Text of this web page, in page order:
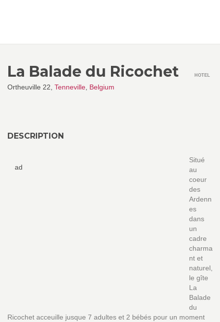
La Balade du Ricochet
Ortheuville 22, Tenneville Belgium
HOTEL
DESCRIPTION
ad
Situé
au
coeur
des
Ardenn
es
dans
un
cadre
charma
nt et
naturel,
le gîte
La
Balade
du
Ricochet acceuille jusque 7 adultes et 2 bébés pour un moment